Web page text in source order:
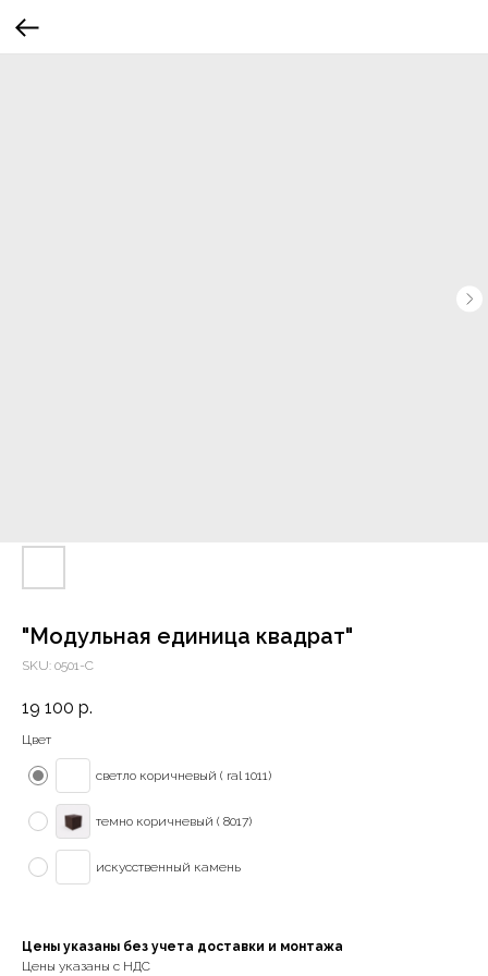
"Модульная единица квадрат"
SKU: 0501-С
19 100 р.
Цвет
светло коричневый ( ral 1011)
темно коричневый ( 8017)
искусственный камень
Цены указаны без учета доставки и монтажа
Цены указаны с НДС